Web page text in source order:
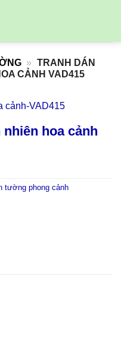
» TRANH DÁN
CẢNH VAD415
hoa cảnh
tường phong cảnh